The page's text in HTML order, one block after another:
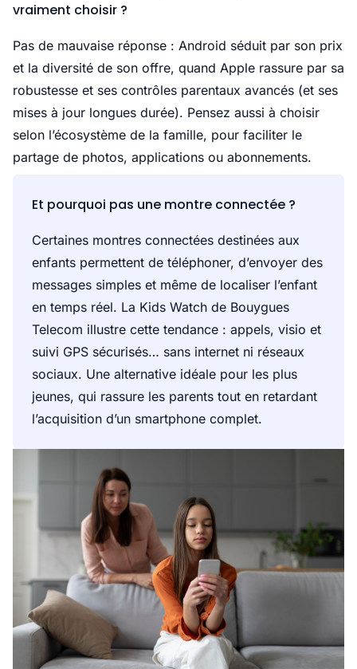
vraiment choisir ?
Pas de mauvaise réponse : Android séduit par son prix
et la diversité de son offre, quand Apple rassure par sa
robustesse et ses contrôles parentaux avancés (et ses
mises à jour longues durée). Pensez aussi à choisir
selon l’écosystème de la famille, pour faciliter le
partage de photos, applications ou abonnements.
Et pourquoi pas une montre connectée ?
Certaines montres connectées destinées aux
enfants permettent de téléphoner, d’envoyer des
messages simples et même de localiser l’enfant
en temps réel. La Kids Watch de Bouygues
Telecom illustre cette tendance : appels, visio et
suivi GPS sécurisés… sans internet ni réseaux
sociaux. Une alternative idéale pour les plus
jeunes, qui rassure les parents tout en retardant
l’acquisition d’un smartphone complet.